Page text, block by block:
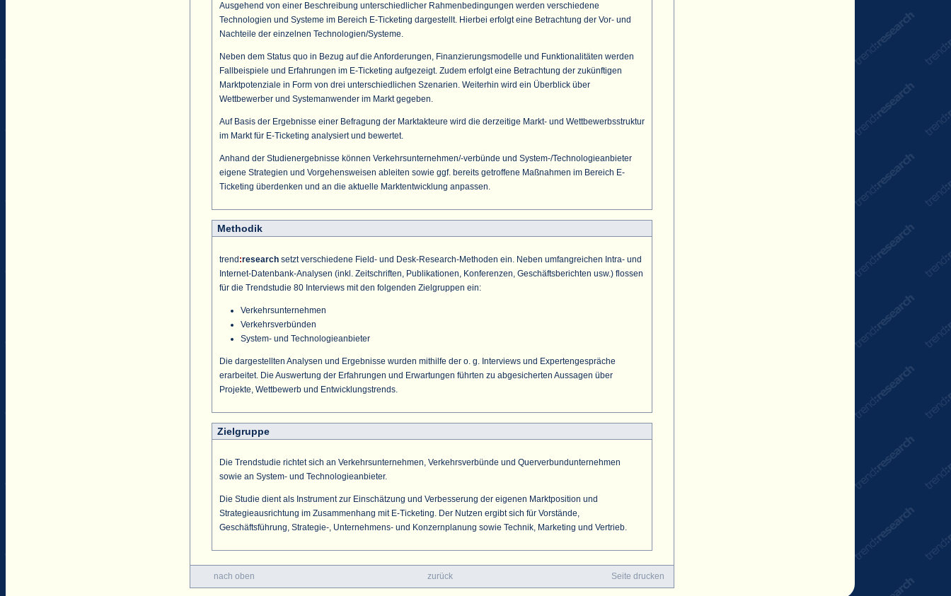
Ausgehend von einer Beschreibung unterschiedlicher Rahmenbedingungen werden verschiedene
Technologien und Systeme im Bereich E-Ticketing dargestellt. Hierbei erfolgt eine Betrachtung der Vor- und
Nachteile der einzelnen Technologien/Systeme.
Neben dem Status quo in Bezug auf die Anforderungen, Finanzierungsmodelle und Funktionalitäten werden
Fallbeispiele und Erfahrungen im E-Ticketing aufgezeigt. Zudem erfolgt eine Betrachtung der zukünftigen
Marktpotenziale in Form von drei unterschiedlichen Szenarien. Weiterhin wird ein Überblick über
Wettbewerber und Systemanwender im Markt gegeben.
Auf Basis der Ergebnisse einer Befragung der Marktakteure wird die derzeitige Markt- und Wettbewerbsstruktur
im Markt für E-Ticketing analysiert und bewertet.
Anhand der Studienergebnisse können Verkehrsunternehmen/-verbünde und System-/Technologieanbieter
eigene Strategien und Vorgehensweisen ableiten sowie ggf. bereits getroffene Maßnahmen im Bereich E-
Ticketing überdenken und an die aktuelle Marktentwicklung anpassen.
Methodik
trend :research setzt verschiedene Field- und Desk-Research-Methoden ein. Neben umfangreichen Intra- und
Internet-Datenbank-Analysen (inkl. Zeitschriften, Publikationen, Konferenzen, Geschäftsberichten usw.) flossen
für die Trendstudie 80 Interviews mit den folgenden Zielgruppen ein:
Verkehrsunternehmen
Verkehrsverbünden
System- und Technologieanbieter
Die dargestellten Analysen und Ergebnisse wurden mithilfe der o. g. Interviews und Expertengespräche
erarbeitet. Die Auswertung der Erfahrungen und Erwartungen führten zu abgesicherten Aussagen über
Projekte, Wettbewerb und Entwicklungstrends.
Zielgruppe
Die Trendstudie richtet sich an Verkehrsunternehmen, Verkehrsverbünde und Querverbundunternehmen
sowie an System- und Technologieanbieter.
Die Studie dient als Instrument zur Einschätzung und Verbesserung der eigenen Marktposition und
Strategieausrichtung im Zusammenhang mit E-Ticketing. Der Nutzen ergibt sich für Vorstände,
Geschäftsführung, Strategie-, Unternehmens- und Konzernplanung sowie Technik, Marketing und Vertrieb.
nach oben zurück Seite drucken